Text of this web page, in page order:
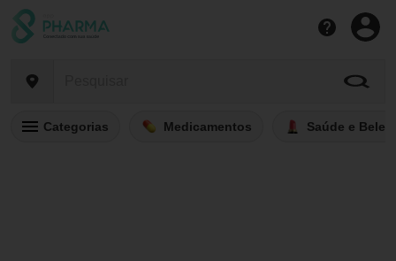
Categorias Medicamentos Saúde e